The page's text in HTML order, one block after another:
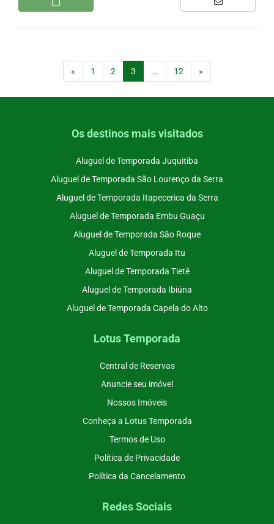
« 1 2 3 ... 12 »
Os destinos mais visitados
Aluguel de Temporada Juquitiba
Aluguel de Temporada São Lourenço da Serra
Aluguel de Temporada Itapecerica da Serra
Aluguel de Temporada Embu Guaçu
Aluguel de Temporada São Roque
Aluguel de Temporada Itu
Aluguel de Temporada Tietê
Aluguel de Temporada Ibiúna
Aluguel de Temporada Capela do Alto
Lotus Temporada
Central de Reservas
Anuncie seu imóvel
Nossos Imóveis
Conheça a Lotus Temporada
Termos de Uso
Política de Privacidade
Política da Cancelamento
Redes Sociais